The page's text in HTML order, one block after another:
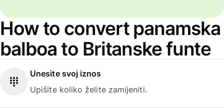
How to convert panamska
balboa to Britanske funte
Unesite svoj iznos
Upišite koliko želite zamijeniti.